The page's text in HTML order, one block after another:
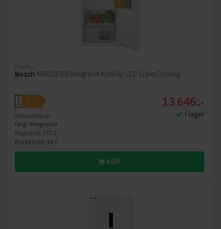
Kylskåp
Bosch KIR81NSE0 Integrerat Kylskåp LED SuperCooling
A
↑
G
E
PRODUKTBLAD
Färg: Integrerad
Höjd (cm): 177.2
Bredd (cm): 54.1
13 646:-
I lager
KÖP